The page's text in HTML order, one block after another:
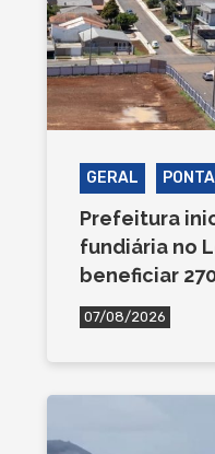
GERAL
Prefeitura
fundiária no
beneficiar
07/08/2026